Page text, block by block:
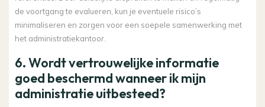
de voortgang te evalueren, kun je eventuele risico’s
minimaliseren en zorgen voor een soepele samenwerking met
het administratiekantoor.
6. Wordt vertrouwelijke informatie
goed beschermd wanneer ik mijn
administratie uitbesteed?